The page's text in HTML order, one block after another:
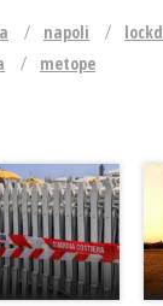
napoli
metope